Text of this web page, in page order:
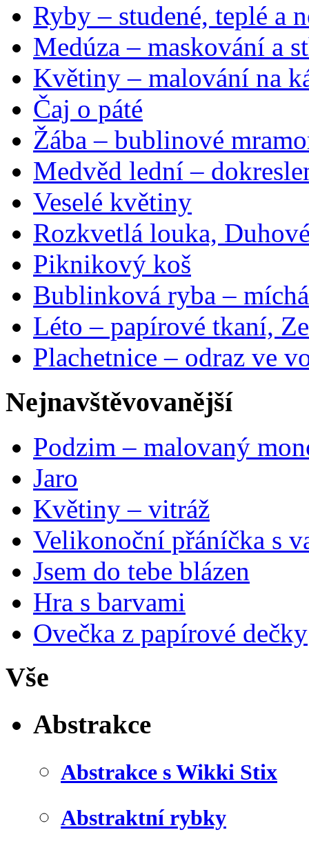
Ryby – studené, teplé a
Medúza – maskování a
Květiny – malování na
Čaj o páté
Žába – bublinové
Medvěd lední –
Veselé květiny
Rozkvetlá louka,
Piknikový koš
Bublinková ryba –
Léto – papírové tkaní,
Plachetnice – odraz ve
Nejnavštěvovanější
Podzim – malovaný
Jaro
Květiny – vitráž
Velikonoční přáníčka s
Jsem do tebe blázen
Hra s barvami
Ovečka z papírové dečky
Vše
Abstrakce
Abstrakce s Wikki Stix
Abstraktní rybky